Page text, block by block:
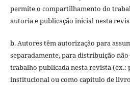
permite o compartilhamento do
autoria e publicação inicial nesta
b. Autores têm autorização para
separadamente, para distribuição
trabalho publicada nesta revista
institucional ou como capítulo de